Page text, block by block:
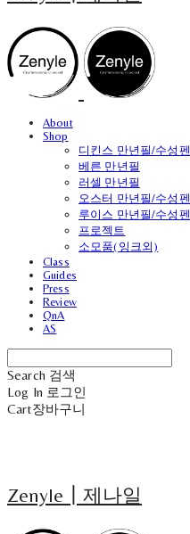
About
Shop
디킨스 만년필/수성펜
베른 만년필
러셀 만년필
오스터 만년필/수성펜
루이스 만년필/수성펜
프로젝트
소모품(잉크외)
Class
Guides
Press
Review
QnA
AS
Search 검색
Log In 로그인
Cart장바구니
Zenyle┃제나일